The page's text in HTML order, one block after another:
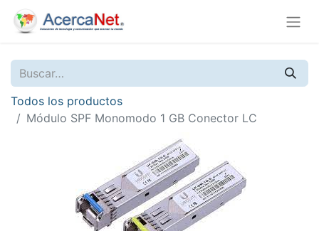
Todos los productos
Módulo SPF Monomodo 1 GB Conector LC